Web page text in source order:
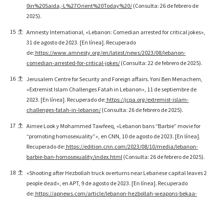
0in%20Saida,-L%27Orient%20Today%20/ (Consulta: 26 de febrero de
2025).
15
Amnesty International, «Lebanon: Comedian arrested for critical jokes»,
31 de agosto de 2023. [En línea]. Recuperado
de: https://www.amnesty.org/en/latest/news/2023/08/lebanon-
comedian-arrested-for-critical-jokes/ (Consulta: 22 de febrero de 2025).
16
Jerusalem Centre for Security and Foreign affairs. Yoni Ben Menachem,
«Extremist Islam Challenges Fatah in Lebanon», 11 de septiembre de
2023. [En línea]. Recuperado de: https://jcpa.org/extremist-islam-
challenges-fatah-in-lebanon/ (Consulta: 26 de febrero de 2025).
17
Aimee Look y Mohammed Tawfeeq, «Lebanon bans “Barbie” movie for
“promoting homosexuality”», en CNN, 10 de agosto de 2023. [En línea].
Recuperado de: https://edition.cnn.com/2023/08/10/media/lebanon-
barbie-ban-homosexuality/index.html (Consulta: 26 de febrero de 2025).
18
«Shooting after Hezbollah truck overturns near Lebanese capital leaves 2
people dead», en APT, 9 de agosto de 2023. [En línea]. Recuperado
de: https://apnews.com/article/lebanon-hezbollah-weapons-bekaa-